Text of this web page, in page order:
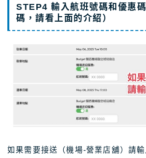
STEP4 輸入航班號碼和優惠
碼，請看上面的介紹）
如果需要接送（機場-營業店舖）請